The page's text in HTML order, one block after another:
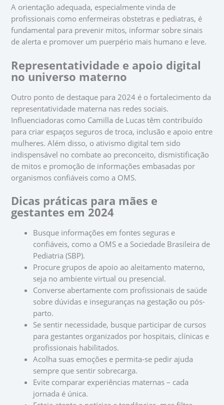
A orientação adequada, especialmente vinda de
profissionais como enfermeiras obstetras e pediatras, é
fundamental para prevenir mitos, informar sobre sinais
de alerta e promover um puerpério mais humano e leve.
Representatividade e apoio digital
no universo materno
Outro ponto de destaque para 2024 é o fortalecimento da
representatividade materna nas redes sociais.
Influenciadoras como Camilla de Lucas têm contribuído
para criar espaços seguros de troca, inclusão e apoio entre
mulheres. Além disso, o ativismo digital tem sido
indispensável no combate ao preconceito, dismistificação
de mitos e promoção de informações embasadas por
organismos confiáveis como a OMS.
Dicas práticas para mães e
gestantes em 2024
Busque informações em fontes seguras e
confiáveis, como a OMS e a Sociedade Brasileira de
Pediatria (SBP).
Procure grupos de apoio ao aleitamento materno,
seja no ambiente virtual ou presencial.
Converse abertamente com profissionais de saúde
sobre dúvidas e inseguranças na gestação ou pós-
parto.
Se sentir necessidade, busque participar de cursos
para gestantes organizados por hospitais, clínicas e
profissionais habilitados.
Acolha suas emoções e permita-se pedir ajuda
sempre que sentir sobrecarga.
Evite comparar experiências maternas – cada
jornada é única.